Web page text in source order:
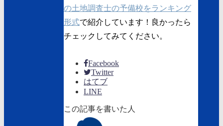
の土地調査士の予備校をランキング
形式で紹介しています！良かったら
チェックしてみてください。
Facebook
Twitter
はてブ
LINE
この記事を書いた人